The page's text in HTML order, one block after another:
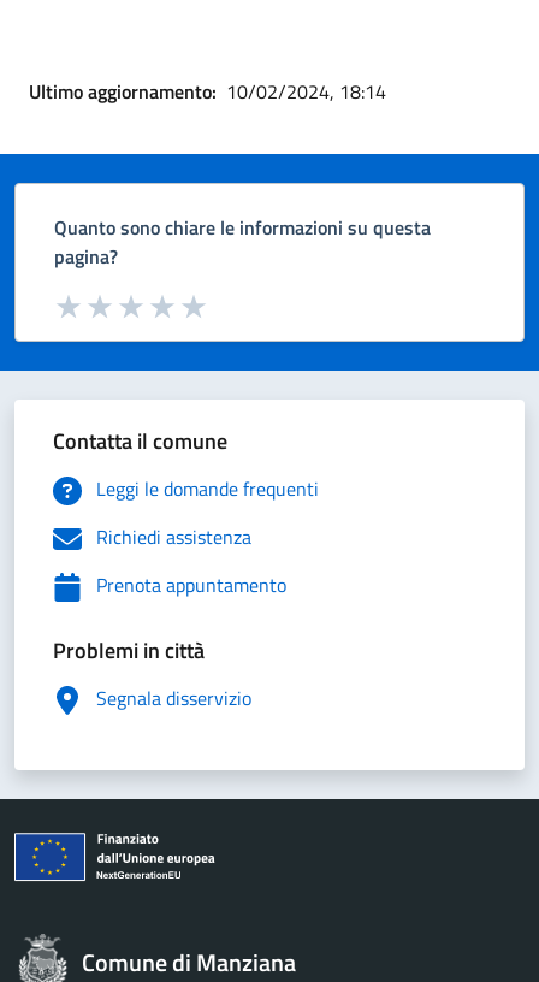
Ultimo aggiornamento: 10/02/2024, 18:14
Quanto sono chiare le informazioni su questa
pagina?
Valuta da 1 a 5 stelle la pagina
Valuta 5 stelle su 5
Valuta 4 stelle su 5
Valuta 3 stelle su 5
Valuta 2 stelle su 5
Valuta 1 stelle su 5
Contatta il comune
Leggi le domande frequenti
Richiedi assistenza
Prenota appuntamento
Problemi in città
Segnala disservizio
Comune di Manziana